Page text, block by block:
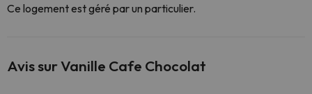
Ce logement est géré par un particulier.
Avis sur Vanille Cafe Chocolat